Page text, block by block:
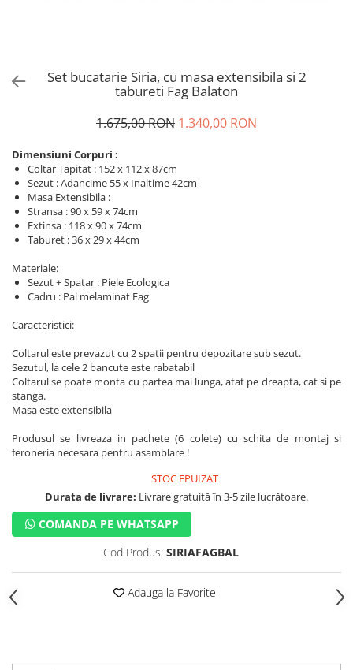
Set bucatarie Siria, cu masa extensibila si 2
tabureti Fag Balaton
1.675,00 RON 1.340,00 RON
Dimensiuni Corpuri :
Coltar Tapitat : 152 x 112 x 87cm
Sezut : Adancime 55 x Inaltime 42cm
Masa Extensibila :
Stransa : 90 x 59 x 74cm
Extinsa : 118 x 90 x 74cm
Taburet : 36 x 29 x 44cm
Materiale:
Sezut + Spatar : Piele Ecologica
Cadru : Pal melaminat Fag
Caracteristici:
Coltarul este prevazut cu 2 spatii pentru depozitare sub sezut.
Sezutul, la cele 2 bancute este rabatabil
Coltarul se poate monta cu partea mai lunga, atat pe dreapta, cat si pe
stanga.
Masa este extensibila
Produsul se livreaza in pachete (6 colete) cu schita de montaj si
feroneria necesara pentru asamblare !
STOC EPUIZAT
Durata de livrare: Livrare gratuită în 3-5 zile lucrătoare.
COMANDA PE WHATSAPP
Cod Produs: SIRIAFAGBAL
Adauga la Favorite